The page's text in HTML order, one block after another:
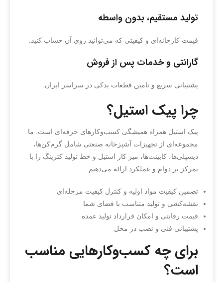
تولید مستقیم، بدون واسطه
قیمت کارخانه‌ای و کیفیتی که می‌توانید روی آن حساب کنید.
گارانتی و خدمات پس از فروش
پشتیبانی سریع و تامین قطعات یدکی در سراسر ایران.
چرا پیک استیل؟
پیک استیل همراه همیشگی کسب‌وکارهای حرفه‌ای است. ما
مجموعه‌ای از تجهیزات آشپزخانه صنعتی شامل گرم‌کن‌ها،
دیسپلی‌ها، کابینت‌ها، میز کار استیل و خط تولید کترینگ را با
تمرکز بر دوام و عملکرد ارائه می‌دهیم.
تضمین کیفیت مواد اولیه و کنترل کیفیت مرحله‌ای
نقشه‌کشی و تولید متناسب با فضای شما
قیمت رقابتی و امکان قرارداد تولید عمده
پشتیبانی فنی و نصب در محل
برای چه کسب‌وکارهایی مناسب
است؟